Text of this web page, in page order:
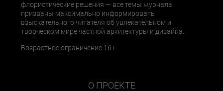
флористические решения — все темы журнала
призваны максимально информировать
взыскательного читателя об увлекательном и
творческом мире частной архитектуры и дизайна.
Возрастное ограничение 16+
О ПРОЕКТЕ